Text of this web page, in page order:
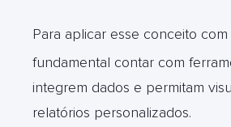
Para aplicar esse conceito
fundamental contar com
integrem dados e permitam
relatórios personalizados.